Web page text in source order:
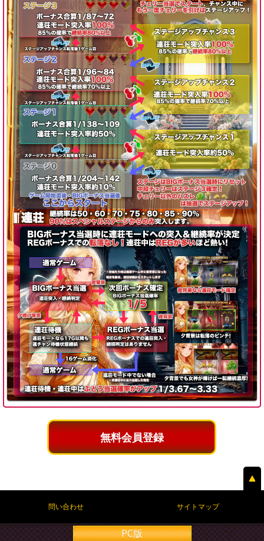
無料会員登録
問い合わせ サイトマップ
PC版